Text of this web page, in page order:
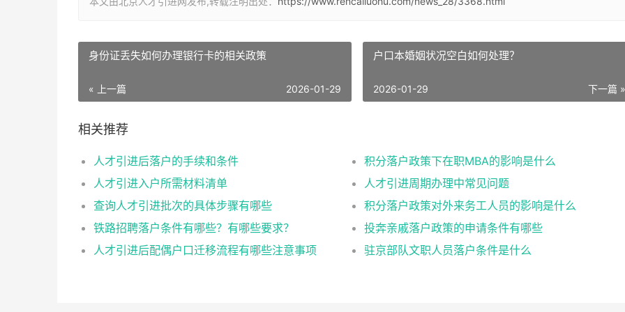
身份证丢失如何办理银行卡的相关政策
« 上一篇 2026-01-29
户口本婚姻状况空白如何处理？
下一篇 »
2026-01-29
相关推荐
人才引进后落户的手续和条件
积分落户政策下在职MBA的影响是什么
人才引进入户所需材料清单
人才引进周期办理中常见问题
查询人才引进批次的具体步骤有哪些
积分落户政策对外来务工人员的影响是什么
铁路招聘落户条件有哪些？有哪些要求？
投奔亲戚落户政策的申请条件有哪些
人才引进后配偶户口迁移流程有哪些注意事项
驻京部队文职人员落户条件是什么